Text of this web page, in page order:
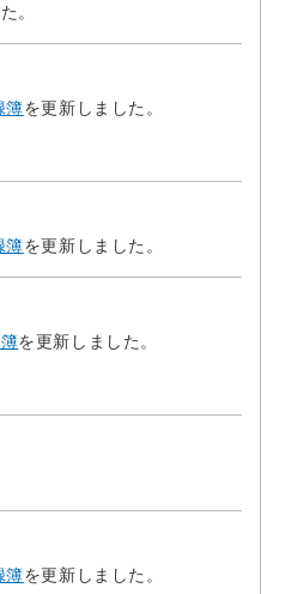
。
簿を更新しました。
簿を更新しました。
を更新しました。
簿を更新しました。